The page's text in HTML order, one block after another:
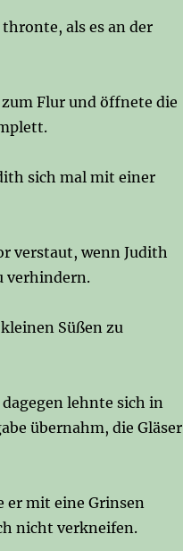
als es an der
Flur und öffnete die
sich mal mit einer
verstaut, wenn Judith
verhindern.
Süßen zu
lehnte sich in
übernahm, die Gläser
er mit eine Grinsen
nicht verkneifen.